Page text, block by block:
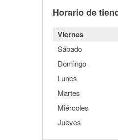
Horario de
Viernes
Sábado
Domingo
Lunes
Martes
Miércoles
Jueves